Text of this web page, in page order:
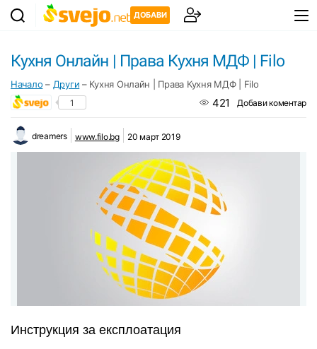
ДОБАВИ
Кухня Онлайн | Права Кухня МДФ | Filo
Начало – Други – Кухня Онлайн | Права Кухня МДФ | Filo
1 421 Добави коментар
dreamers www.filo.bg 20 март 2019
Инструкция за експлоатация